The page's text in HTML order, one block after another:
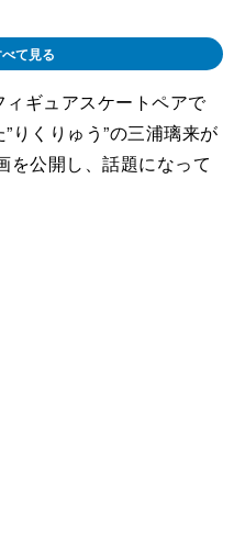
て見る
ギュアスケートペアで
りくりゅう”の三浦璃来が
を公開し、話題になって